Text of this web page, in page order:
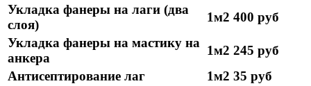
Укладка фанеры на лаги (два
слоя)
1м2 400 руб
Укладка фанеры на мастику на
анкера
1м2 245 руб
Антисептирование лаг
1м2 35 руб